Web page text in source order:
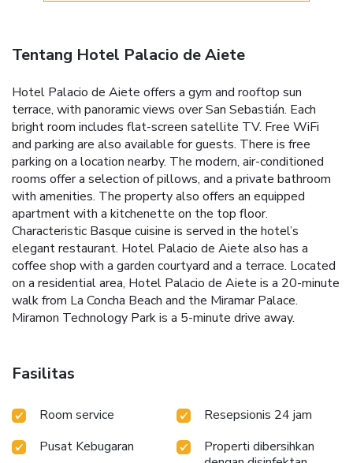
Tentang Hotel Palacio de Aiete
Hotel Palacio de Aiete offers a gym and rooftop sun
terrace, with panoramic views over San Sebastián. Each
bright room includes flat-screen satellite TV. Free WiFi
and parking are also available for guests. There is free
parking on a location nearby. The modern, air-conditioned
rooms offer a selection of pillows, and a private bathroom
with amenities. The property also offers an equipped
apartment with a kitchenette on the top floor.
Characteristic Basque cuisine is served in the hotel’s
elegant restaurant. Hotel Palacio de Aiete also has a
coffee shop with a garden courtyard and a terrace. Located
on a residential area, Hotel Palacio de Aiete is a 20-minute
walk from La Concha Beach and the Miramar Palace.
Miramon Technology Park is a 5-minute drive away.
Fasilitas
Room service
Resepsionis 24 jam
Pusat Kebugaran
Properti dibersihkan